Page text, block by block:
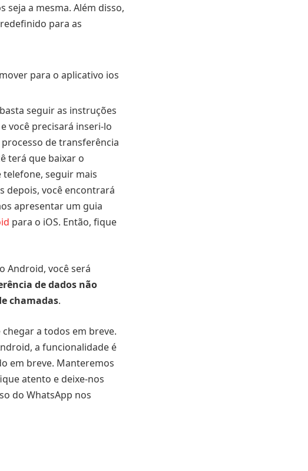
seja a mesma. Além disso,
para as
seguir as instruções
você precisará inseri-lo
de transferência
terá que baixar o
seguir mais
depois, você encontrará
apresentar um guia
para o iOS. Então, fique
Android, você será
de dados não
chamadas.
a todos em breve.
a funcionalidade é
em breve. Manteremos
atento e deixe-nos
do WhatsApp nos